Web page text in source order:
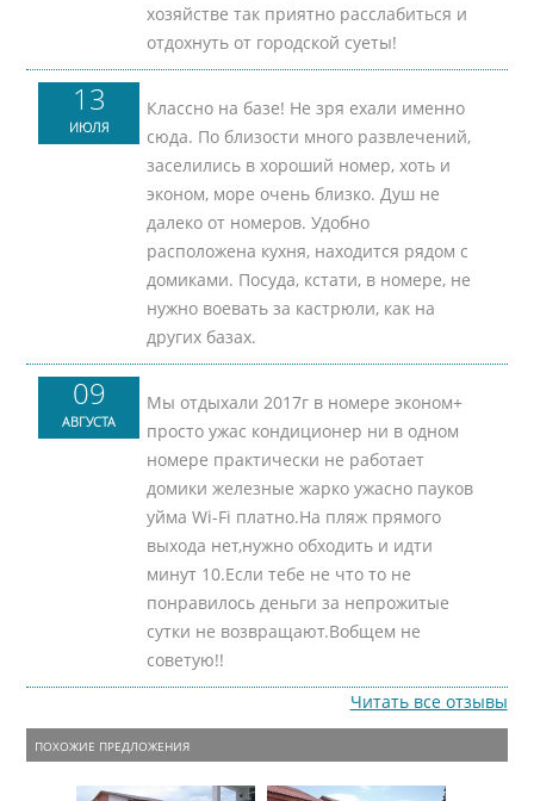
хозяйстве так приятно расслабиться и
отдохнуть от городской суеты!
13
ИЮЛЯ
Классно на базе! Не зря ехали именно
сюда. По близости много развлечений,
заселились в хороший номер, хоть и
эконом, море очень близко. Душ не
далеко от номеров. Удобно
расположена кухня, находится рядом с
домиками. Посуда, кстати, в номере, не
нужно воевать за кастрюли, как на
других базах.
09
АВГУСТА
Мы отдыхали 2017г в номере эконом+
просто ужас кондиционер ни в одном
номере практически не работает
домики железные жарко ужасно пауков
уйма Wi-Fi платно.На пляж прямого
выхода нет,нужно обходить и идти
минут 10.Если тебе не что то не
понравилось деньги за непрожитые
сутки не возвращают.Вобщем не
советую!!
Читать все отзывы
ПОХОЖИЕ ПРЕДЛОЖЕНИЯ